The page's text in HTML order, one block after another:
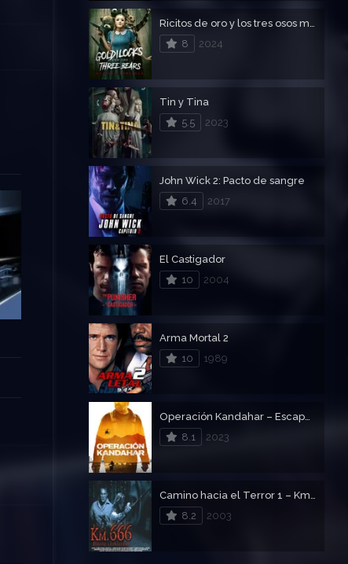
8
2024
Tin y Tina
5.5
2023
John Wick 2: Pacto de sangre
6.4
2017
El Castigador
10
2004
Arma Mortal 2
10
1989
8.1
2023
8.2
2003